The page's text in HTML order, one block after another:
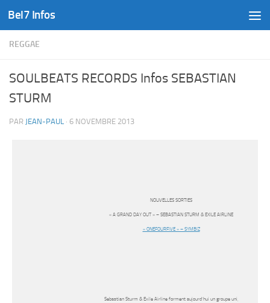
Skip to content
Bel7 Infos
REGGAE
SOULBEATS RECORDS Infos SEBASTIAN
STURM
PAR JEAN-PAUL · 6 NOVEMBRE 2013
NOUVELLES SORTIES
« A GRAND DAY OUT » – SEBASTIAN STURM & EXILE AIRLINE
« ONEFOURFIVE » – SYMBIZ
Sebastian Sturm & Exile Airline forment aujourd’hui un groupe uni,